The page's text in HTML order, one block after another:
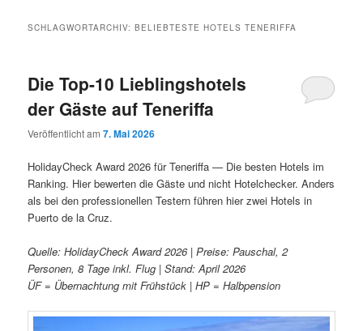
SCHLAGWORTARCHIV:BELIEBTESTE HOTELS TENERIFFA
Die Top-10 Lieblingshotels
der Gäste auf Teneriffa
Veröffentlicht am7. Mai 2026
HolidayCheck Award 2026 für Teneriffa — Die besten Hotels im
Ranking. Hier bewerten die Gäste und nicht Hotelchecker. Anders
als bei den professionellen Testern führen hier zwei Hotels in
Puerto de la Cruz.
Quelle: HolidayCheck Award 2026 | Preise: Pauschal, 2
Personen, 8 Tage inkl. Flug | Stand: April 2026
ÜF = Übernachtung mit Frühstück | HP = Halbpension